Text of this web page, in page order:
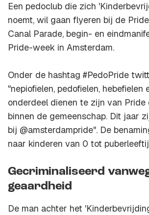
Een pedoclub die zich
noemt, wil gaan flyeren bij de
Canal Parade, begin- en
Pride-week in Amsterdam.
Onder de hashtag #PedoPride
"nepiofielen, pedofielen, hebefielen
onderdeel dienen te zijn van Pride
binnen de gemeenschap. Dit jaar
bij @amsterdampride". De
naar kinderen van 0 tot
Gecriminaliseerd
geaardheid
De man achter het